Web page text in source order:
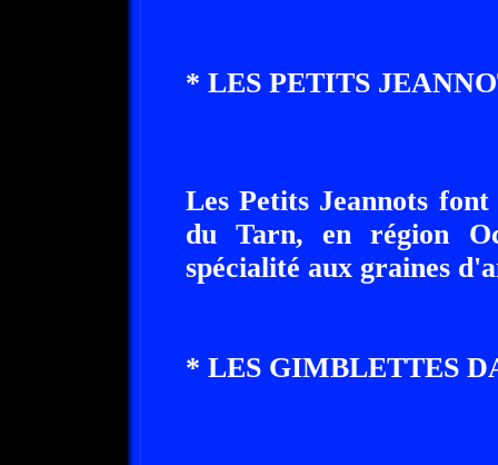
* LES PETITS
Les Petits Jeannots
du Tarn, en région
spécialité aux graines
* LES GIMBLETTES